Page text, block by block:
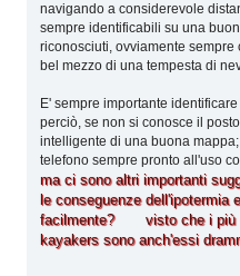
navigando a considerevole
sempre identificabili su una
riconosciuti, ovviamente sempre
bel mezzo di una tempesta di
E' sempre importante
perciò, se non si conosce il
intelligente di una buona
telefono sempre pronto all'uso
ma ci sono altri importanti
le conseguenze dell'ipotermia
facilmente? visto che i più
kayakers sono anch'essi